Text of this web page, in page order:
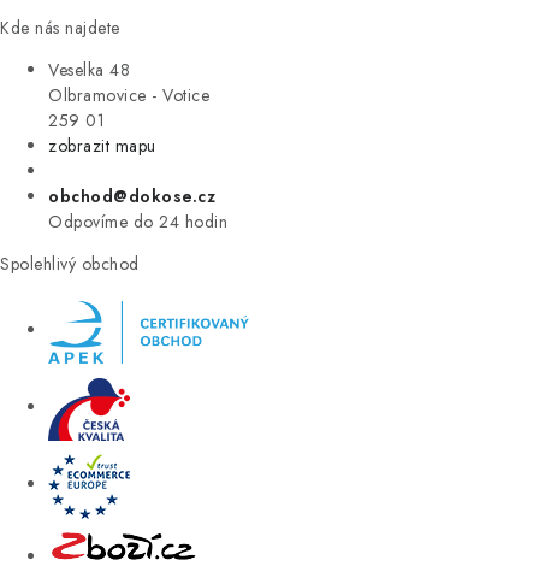
Kde nás najdete
Veselka 48
Olbramovice - Votice
259 01
zobrazit mapu
obchod@dokose.cz
Odpovíme do 24 hodin
Spolehlivý obchod
ÚKLID
VÝPRODEJ
ZNAČKY
Úvod Kontakt Blog
Moje objednávka